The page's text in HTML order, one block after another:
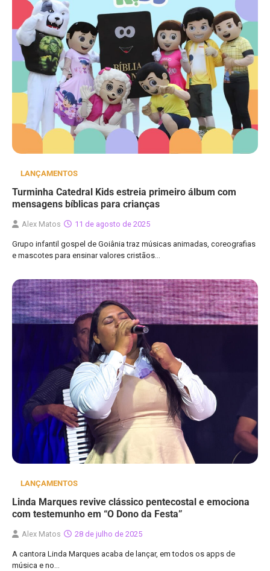
LANÇAMENTOS
Turminha Catedral Kids estreia primeiro álbum com
mensagens bíblicas para crianças
Alex Matos 11 de agosto de 2025
Grupo infantil gospel de Goiânia traz músicas animadas, coreografias
e mascotes para ensinar valores cristãos…
LANÇAMENTOS
Linda Marques revive clássico pentecostal e emociona
com testemunho em “O Dono da Festa”
Alex Matos 28 de julho de 2025
A cantora Linda Marques acaba de lançar, em todos os apps de
música e no…